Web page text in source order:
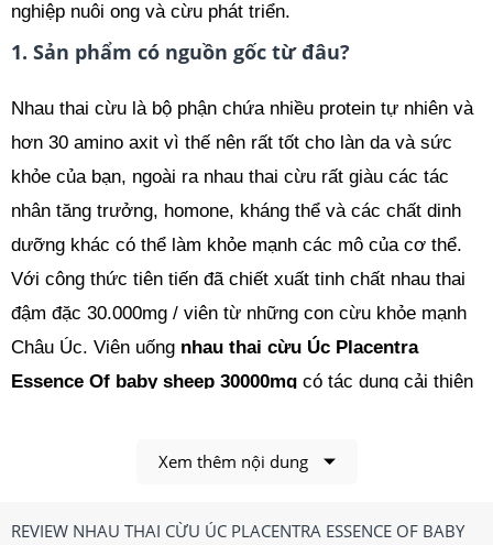
nghiệp nuôi ong và cừu phát triển.
1. Sản phẩm có nguồn gốc từ đâu?
Nhau thai cừu là bộ phận chứa nhiều protein tự nhiên và
hơn 30 amino axit vì thế nên rất tốt cho làn da và sức
khỏe của bạn, ngoài ra nhau thai cừu rất giàu các tác
nhân tăng trưởng, homone, kháng thể và các chất dinh
dưỡng khác có thể làm khỏe mạnh các mô của cơ thể.
Với công thức tiên tiến đã chiết xuất tinh chất nhau thai
đậm đặc 30.000mg / viên từ những con cừu khỏe mạnh
Châu Úc. Viên uống nhau thai cừu Úc Placentra
Essence Of baby sheep 30000mg có tác dụng cải thiện
vẻ trẻ trung, và tràn đầy sức sống.
Xem thêm nội dung
REVIEW NHAU THAI CỪU ÚC PLACENTRA ESSENCE OF BABY